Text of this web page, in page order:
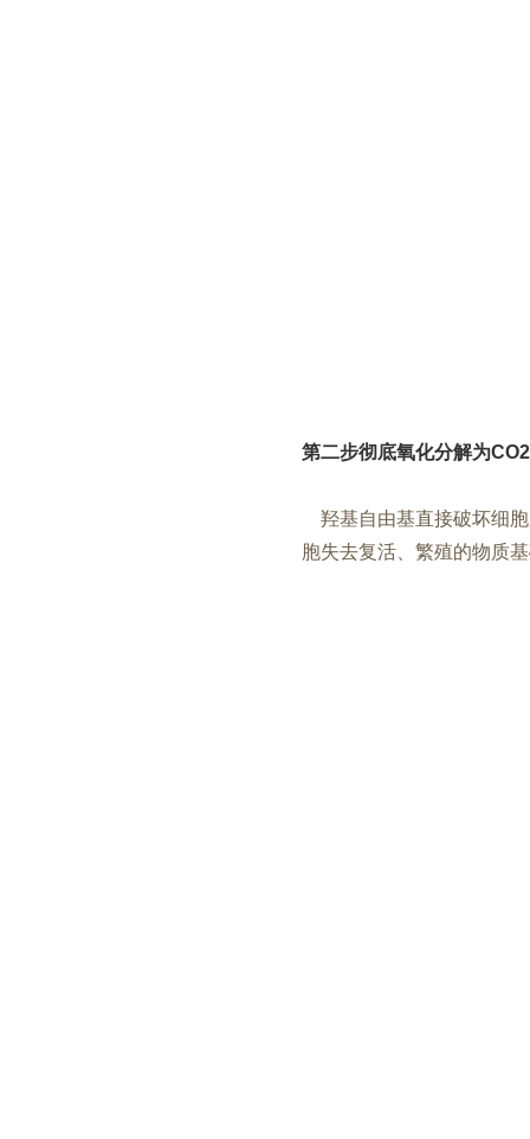
第二步彻底氧化分解为
羟基自由基直接破坏细胞
胞失去复活、繁殖的物质